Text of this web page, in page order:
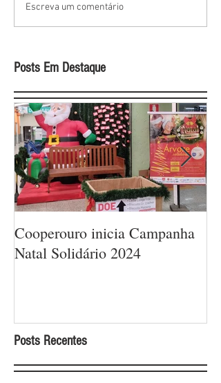
Escreva um comentário
Posts Em Destaque
Cooperouro inicia Campanha
Natal Solidário 2024
Posts Recentes